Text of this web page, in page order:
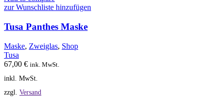
mehrere
auf.
Die
Optionen
können
zur Wunschliste hinzufügen
Tusa Panthes Maske
Maske, Zweiglas, Shop
Tusa
67,00 € ink. MwSt.
inkl. MwSt.
zzgl. Versand